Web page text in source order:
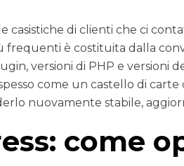
casistiche di clienti che ci
frequenti è costituita dalla
versioni di PHP e versioni
come un castello di
nuovamente stabile,
come